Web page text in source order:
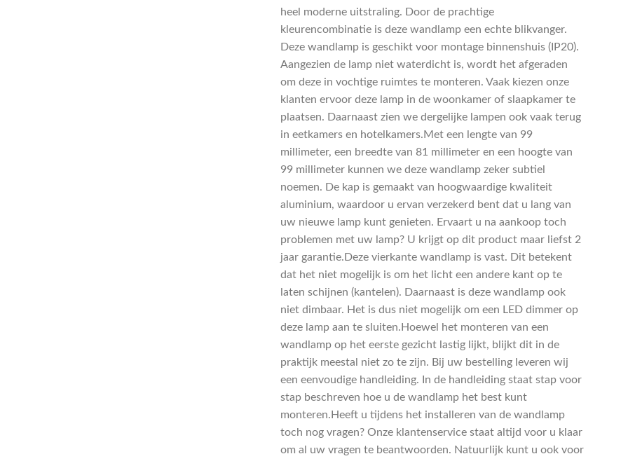
heel moderne uitstraling. Door de prachtige
kleurencombinatie is deze wandlamp een echte blikvanger.
Deze wandlamp is geschikt voor montage binnenshuis (IP20).
Aangezien de lamp niet waterdicht is, wordt het afgeraden
om deze in vochtige ruimtes te monteren. Vaak kiezen onze
klanten ervoor deze lamp in de woonkamer of slaapkamer te
plaatsen. Daarnaast zien we dergelijke lampen ook vaak terug
in eetkamers en hotelkamers.Met een lengte van 99
millimeter, een breedte van 81 millimeter en een hoogte van
99 millimeter kunnen we deze wandlamp zeker subtiel
noemen. De kap is gemaakt van hoogwaardige kwaliteit
aluminium, waardoor u ervan verzekerd bent dat u lang van
uw nieuwe lamp kunt genieten. Ervaart u na aankoop toch
problemen met uw lamp? U krijgt op dit product maar liefst 2
jaar garantie.Deze vierkante wandlamp is vast. Dit betekent
dat het niet mogelijk is om het licht een andere kant op te
laten schijnen (kantelen). Daarnaast is deze wandlamp ook
niet dimbaar. Het is dus niet mogelijk om een LED dimmer op
deze lamp aan te sluiten.Hoewel het monteren van een
wandlamp op het eerste gezicht lastig lijkt, blijkt dit in de
praktijk meestal niet zo te zijn. Bij uw bestelling leveren wij
een eenvoudige handleiding. In de handleiding staat stap voor
stap beschreven hoe u de wandlamp het best kunt
monteren.Heeft u tijdens het installeren van de wandlamp
toch nog vragen? Onze klantenservice staat altijd voor u klaar
om al uw vragen te beantwoorden. Natuurlijk kunt u ook voor